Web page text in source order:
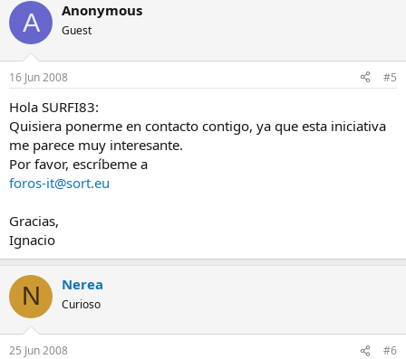
A Anonymous
Guest
16 Jun 2008 #5
Hola SURFI83:
Quisiera ponerme en contacto contigo, ya que esta iniciativa
me parece muy interesante.
Por favor, escríbeme a
foros-it@sort.eu
Gracias,
Ignacio
N Nerea
Curioso
25 Jun 2008 #6